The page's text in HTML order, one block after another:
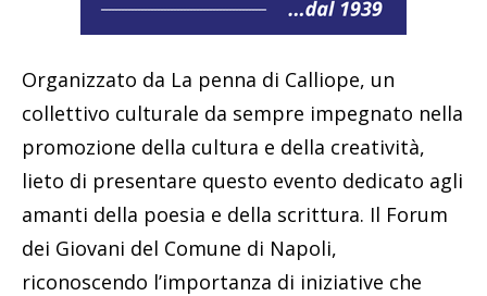
Organizzato da La penna di Calliope, un
collettivo culturale da sempre impegnato nella
promozione della cultura e della creatività,
lieto di presentare questo evento dedicato agli
amanti della poesia e della scrittura. Il Forum
dei Giovani del Comune di Napoli,
riconoscendo l’importanza di iniziative che